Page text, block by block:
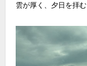
雲が厚く、夕日を拝